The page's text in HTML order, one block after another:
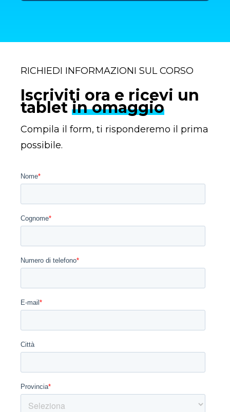
RICHIEDI INFORMAZIONI SUL CORSO
Iscriviti ora e ricevi un
tablet in omaggio
Compila il form, ti risponderemo il prima
possibile.